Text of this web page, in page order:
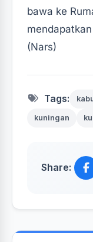
bawa ke
(Nars)
Tags:
kuningan
Share: